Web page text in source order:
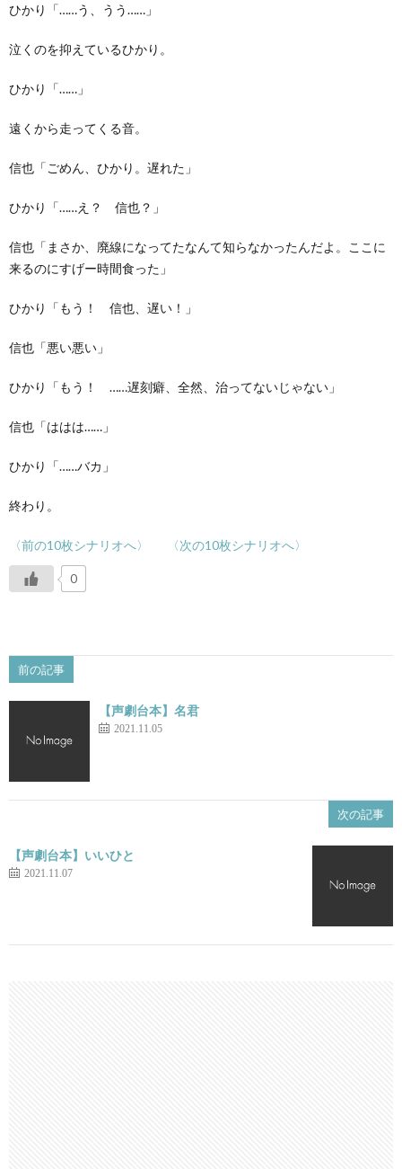
ひかり「……う、うう……」
泣くのを抑えているひかり。
ひかり「……」
遠くから走ってくる音。
信也「ごめん、ひかり。遅れた」
ひかり「……え？ 信也？」
信也「まさか、廃線になってたなんて知らなかったんだよ。ここに
来るのにすげー時間食った」
ひかり「もう！ 信也、遅い！」
信也「悪い悪い」
ひかり「もう！ ……遅刻癖、全然、治ってないじゃない」
信也「ははは……」
ひかり「……バカ」
終わり。
〈前の10枚シナリオへ〉 〈次の10枚シナリオへ〉
0
前の記事
【声劇台本】名君
2021.11.05
次の記事
【声劇台本】いいひと
2021.11.07